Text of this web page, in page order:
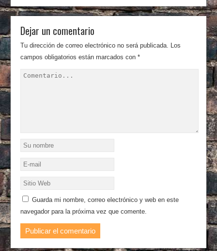
Dejar un comentario
Tu dirección de correo electrónico no será publicada. Los
campos obligatorios están marcados con*
Guarda mi nombre, correo electrónico y web en este
navegador para la próxima vez que comente.